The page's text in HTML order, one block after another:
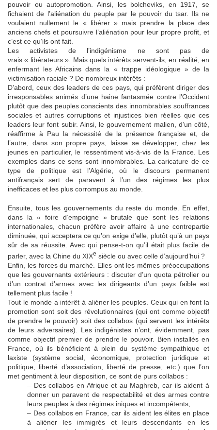
pouvoir ou autopromotion. Ainsi, les bolcheviks, en 1917, se
fichaient de l’aliénation du peuple par le pouvoir du tsar. Ils ne
voulaient nullement le « libérer » mais prendre la place des
anciens chefs et poursuivre l’aliénation pour leur propre profit, et
c’est ce qu’ils ont fait.
Les activistes de l’indigénisme ne sont pas de
vrais « libérateurs ». Mais quels intérêts servent-ils, en réalité, en
enfermant les Africains dans la « trappe idéologique » de la
victimisation raciale ? De nombreux intérêts :
D’abord, ceux des leaders de ces pays, qui préfèrent diriger des
irresponsables animés d’une haine fantasmée contre l’Occident
plutôt que des peuples conscients des innombrables souffrances
sociales et autres corruptions et injustices bien réelles que ces
leaders leur font subir. Ainsi, le gouvernement malien, d’un côté,
réaffirme à Pau la nécessité de la présence française et, de
l’autre, dans son propre pays, laisse se développer, chez les
jeunes en particulier, le ressentiment vis-à-vis de la France. Les
exemples dans ce sens sont innombrables. La caricature de ce
type de politique est l’Algérie, où le discours permanent
antifrançais sert de paravent à l’un des régimes les plus
inefficaces et les plus corrompus au monde.
Ensuite, tous les gouvernements du reste du monde. En effet,
dans la « foire d’empoigne » brutale que sont les relations
internationales, chacun préfère avoir affaire à une contrepartie
diminuée, qui acceptera ce qu’on exige d’elle, plutôt qu’à un pays
sûr de sa réussite. Avec qui pense-t-on qu’il était plus facile de
parler, avec la Chine du XIXe siècle ou avec celle d’aujourd’hui ?
Enfin, les forces du marché. Elles ont les mêmes préoccupations
que les gouvernants extérieurs : discuter d’un quota pétrolier ou
d’un contrat d’armes avec les dirigeants d’un pays faible est
tellement plus facile !
Tout le monde a intérêt à aliéner les peuples. Ceux qui en font la
promotion sont soit des révolutionnaires (qui ont comme objectif
de prendre le pouvoir) soit des collabos (qui servent les intérêts
de leurs adversaires). Les indigénistes n’ont, évidemment, pas
comme objectif premier de prendre le pouvoir. Bien installés en
France, où ils bénéficient à plein du système sympathique et
laxiste (système social, économique, protection juridique et
politique, liberté d’association, liberté de presse, etc.) que l’on
met gentiment à leur disposition, ce sont de purs collabos :
– Des collabos en Afrique et au Maghreb, car ils aident à
donner un paravent de respectabilité et des armes contre
leurs peuples à des régimes iniques et incompétents,
– Des collabos en France, car ils aident les élites en place
à aliéner les immigrés et leurs descendants en les